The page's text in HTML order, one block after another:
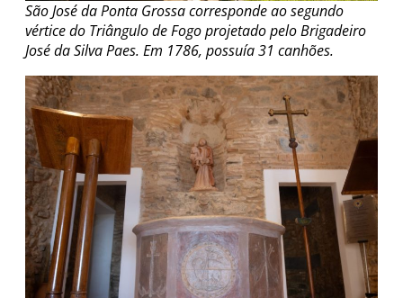
São José da Ponta Grossa corresponde ao segundo
vértice do Triângulo de Fogo projetado pelo Brigadeiro
José da Silva Paes. Em 1786, possuía 31 canhões.